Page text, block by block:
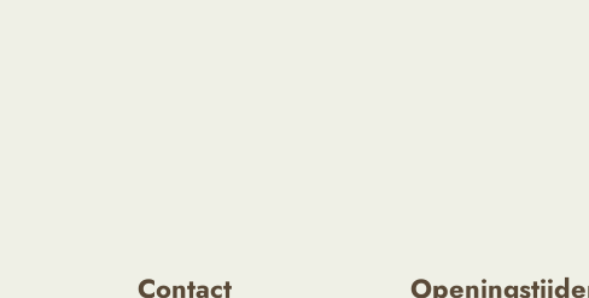
Contact